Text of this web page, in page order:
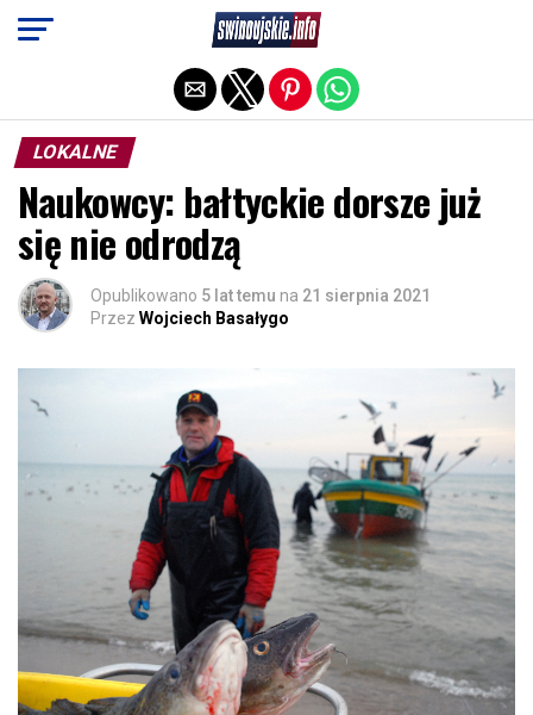
LOKALNE
Naukowcy: bałtyckie dorsze już
się nie odrodzą
Opublikowano 5 lat temu na 21 sierpnia 2021
Przez Wojciech Basałygo
Exit mobile version